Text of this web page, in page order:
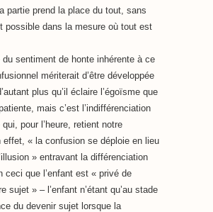
partie prend la place du tout, sans
possible dans la mesure où tout est
du sentiment de honte inhérente à ce
mériterait d’être développée
plus qu’il éclaire l’égoïsme que
mais c’est l’indifférenciation
qui, pour l’heure, retient notre
effet, « la confusion se déploie en lieu
» entravant la différenciation
ceci que l’enfant est « privé de
sujet » – l’enfant n’étant qu’au stade
du devenir sujet lorsque la